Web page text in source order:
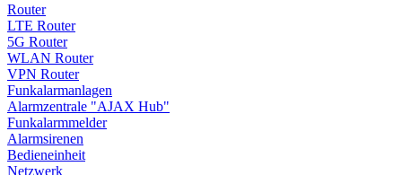
Router
LTE Router
5G Router
WLAN Router
VPN Router
Funkalarmanlagen
Alarmzentrale "AJAX Hub"
Funkalarmmelder
Alarmsirenen
Bedieneinheit
Netzwerk